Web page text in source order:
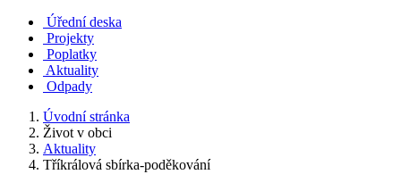
Úřední deska
Projekty
Poplatky
Aktuality
Odpady
Úvodní stránka
Život v obci
Aktuality
Tříkrálová sbírka-poděkování